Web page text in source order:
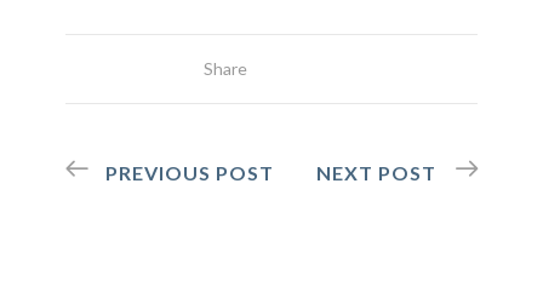
Share
PREVIOUS POST NEXT POST